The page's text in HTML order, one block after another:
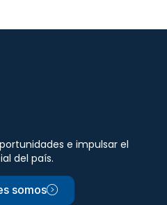
e impulsar el
del país.
somos